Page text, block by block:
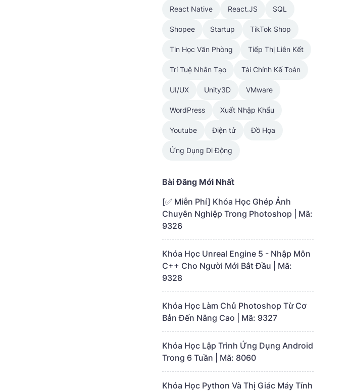
React Native React.JS SQL
Shopee Startup TikTok Shop
Tin Học Văn Phòng Tiếp Thị Liên Kết
Trí Tuệ Nhân Tạo Tài Chính Kế Toán
UI/UX Unity3D VMware
WordPress Xuất Nhập Khẩu
Youtube Điện tử Đồ Họa
Ứng Dụng Di Động
Bài Đăng Mới Nhất
[✅ Miễn Phí] Khóa Học Ghép Ảnh
Chuyên Nghiệp Trong Photoshop | Mã:
9326
Khóa Học Unreal Engine 5 - Nhập Môn
C++ Cho Người Mới Bắt Đầu | Mã:
9328
Khóa Học Làm Chủ Photoshop Từ Cơ
Bản Đến Nâng Cao | Mã: 9327
Khóa Học Lập Trình Ứng Dụng Android
Trong 6 Tuần | Mã: 8060
Khóa Học Python Và Thị Giác Máy Tính